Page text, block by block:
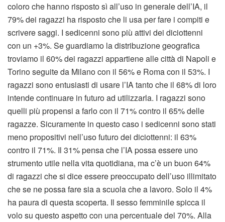
coloro che hanno risposto sì all’uso in generale dell’IA, il
79% dei ragazzi ha risposto che li usa per fare i compiti e
scrivere saggi. I sedicenni sono più attivi dei diciottenni
con un +3%. Se guardiamo la distribuzione geografica
troviamo il 60% dei ragazzi appartiene alle città di Napoli e
Torino seguite da Milano con il 56% e Roma con il 53%. I
ragazzi sono entusiasti di usare l’IA tanto che il 68% di loro
intende continuare in futuro ad utilizzarla. I ragazzi sono
quelli più propensi a farlo con il 71% contro il 65% delle
ragazze. Sicuramente in questo caso i sedicenni sono stati
meno propositivi nell’uso futuro dei diciottenni: il 63%
contro il 71%. Il 31% pensa che l’IA possa essere uno
strumento utile nella vita quotidiana, ma c’è un buon 64%
di ragazzi che si dice essere preoccupato dell’uso illimitato
che se ne possa fare sia a scuola che a lavoro. Solo il 4%
ha paura di questa scoperta. Il sesso femminile spicca il
volo su questo aspetto con una percentuale del 70%. Alla